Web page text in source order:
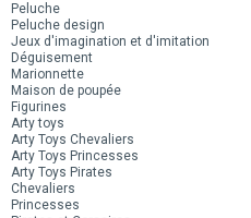
Peluche
Peluche design
Jeux d'imagination et d'imitation
Déguisement
Marionnette
Maison de poupée
Figurines
Arty toys
Arty Toys Chevaliers
Arty Toys Princesses
Arty Toys Pirates
Chevaliers
Princesses